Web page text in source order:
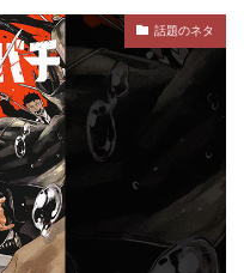
話題のネタ